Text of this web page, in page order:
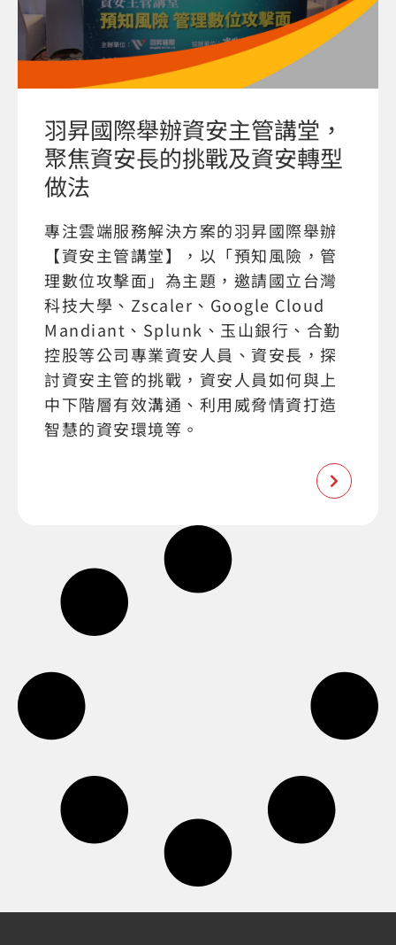
羽昇國際舉辦資安主管講堂，
聚焦資安長的挑戰及資安轉型
做法
專注雲端服務解決方案的羽昇國際舉辦
【資安主管講堂】，以「預知風險，管
理數位攻擊面」為主題，邀請國立台灣
科技大學、Zscaler、Google Cloud
Mandiant、Splunk、玉山銀行、合勤
控股等公司專業資安人員、資安長，探
討資安主管的挑戰，資安人員如何與上
中下階層有效溝通、利用威脅情資打造
智慧的資安環境等。